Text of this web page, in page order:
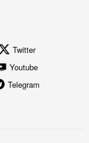
Twitter
Youtube
Telegram